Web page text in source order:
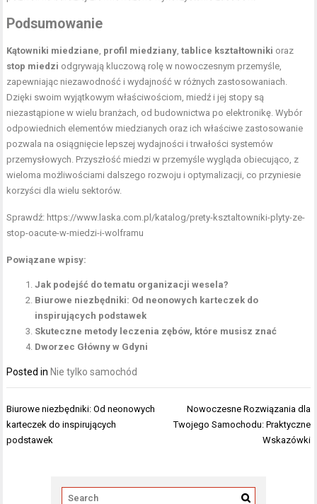
Podsumowanie
Kątowniki miedziane profil miedziany ,tablice kształtowniki oraz
stop miedzi odgrywają kluczową rolę w nowoczesnym przemyśle,
zapewniając niezawodność i wydajność w różnych zastosowaniach.
Dzięki swoim wyjątkowym właściwościom, miedź i jej stopy są
niezastąpione w wielu branżach, od budownictwa po elektronikę. Wybór
odpowiednich elementów miedzianych oraz ich właściwe zastosowanie
pozwala na osiągnięcie lepszej wydajności i trwałości systemów
przemysłowych. Przyszłość miedzi w przemyśle wygląda obiecująco, z
wieloma możliwościami dalszego rozwoju i optymalizacji, co przyniesie
korzyści dla wielu sektorów.
Sprawdź: https://www.laska.com.pl/katalog/prety-ksztaltowniki-plyty-ze-
stop-oacute-w-miedzi-i-wolframu
Powiązane wpisy:
Jak podejść do tematu organizacji wesela?
Biurowe niezbędniki: Od neonowych karteczek do
inspirujących podstawek
Skuteczne metody leczenia zębów, które musisz znać
Dworzec Główny w Gdyni
Posted in Nie tylko samochód
Nawigacja
wpisu
Biurowe niezbędniki: Od neonowych
karteczek do inspirujących
podstawek
Nowoczesne Rozwiązania dla
Twojego Samochodu: Praktyczne
Wskazówki